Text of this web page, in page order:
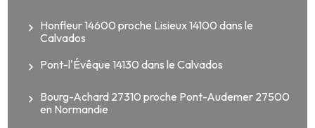
Honfleur 14600 proche Lisieux 14100 dans le
Calvados
Pont-l'Évêque 14130 dans le Calvados
Bourg-Achard 27310 proche Pont-Audemer 27500
en Normandie